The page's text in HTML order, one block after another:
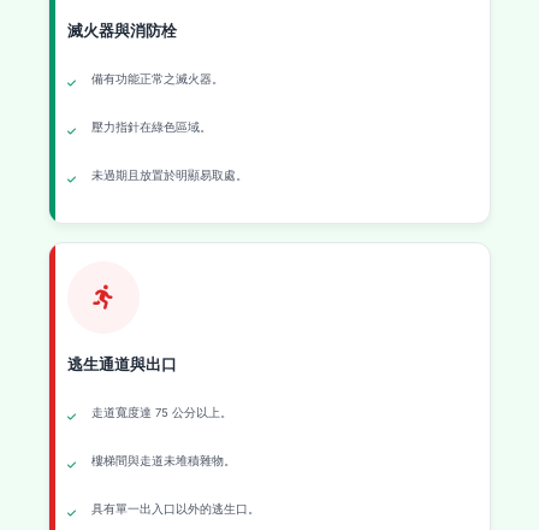
滅火器與消防栓
備有功能正常之滅火器。
壓力指針在綠色區域。
未過期且放置於明顯易取處。
逃生通道與出口
走道寬度達 75 公分以上。
樓梯間與走道未堆積雜物。
具有單一出入口以外的逃生口。